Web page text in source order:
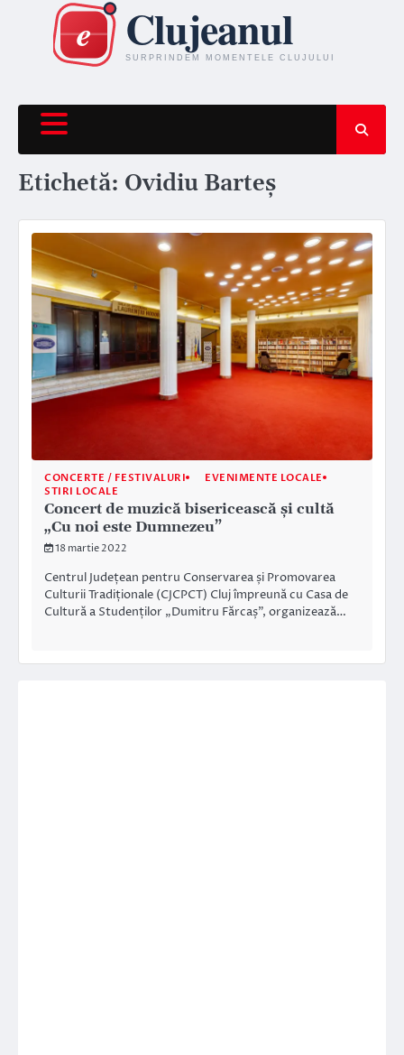
content
Etichetă: Ovidiu Barteș
CONCERTE / FESTIVALURI
EVENIMENTE LOCALE
STIRI LOCALE
Concert de muzică bisericească și cultă
„Cu noi este Dumnezeu”
18 martie 2022
Centrul Județean pentru Conservarea și Promovarea
Culturii Tradiționale (CJCPCT) Cluj împreună cu Casa de
Cultură a Studenților „Dumitru Fărcaș”, organizează…